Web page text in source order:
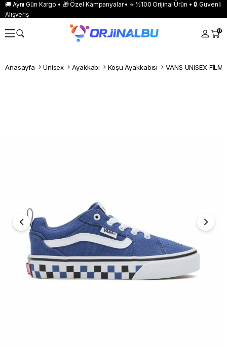
🚚 Aynı Gün Kargo • 🎁 Özel Kampanyalar • ⭐ %100 Orijinal Ürün • 🔒 Güvenli
Alışveriş
0
Anasayfa Unisex Ayakkabı Koşu Ayakkabısı VANS UNISEX